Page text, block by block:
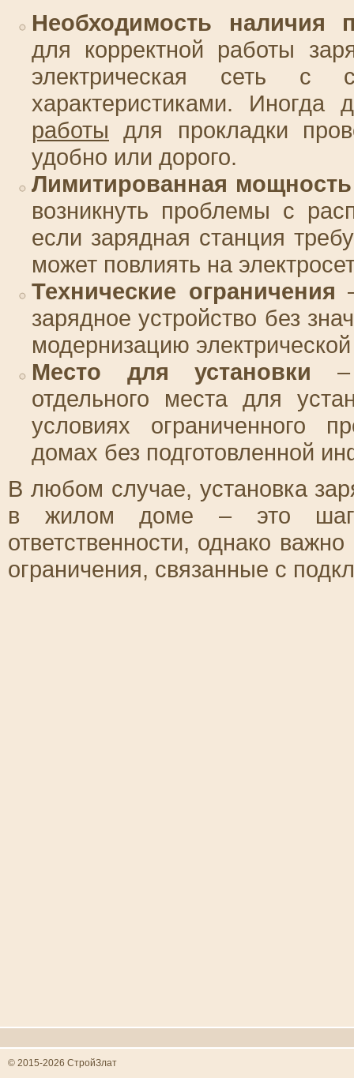
Необходимость наличия
для корректной работы
электрическая сеть с
характеристиками.
работы для прокладки
удобно или дорого.
Лимитированная мощность
возникнуть проблемы с
если зарядная станция
может повлиять на
Технические ограничения
зарядное устройство без
модернизацию
Место для установки –
отдельного места для
условиях ограниченного
домах без подготовленной
В любом случае, установка
в жилом доме – это шаг
ответственности, однако
ограничения, связанные с
© 2015-2026 СтройЗлат